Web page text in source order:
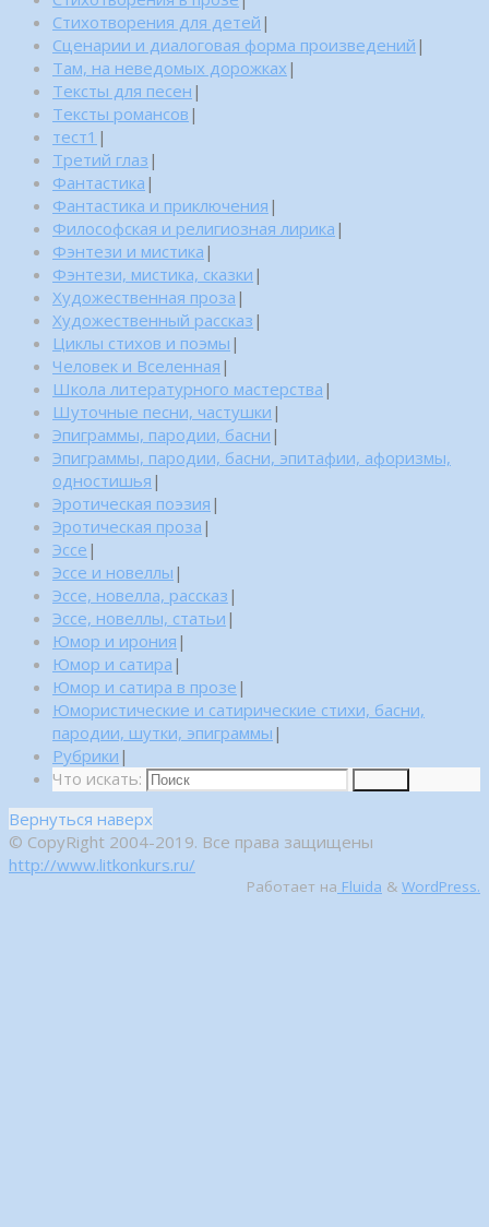
Стихотворения для детей |
Сценарии и диалоговая форма произведений |
Там, на неведомых дорожках |
Тексты для песен |
Тексты романсов |
тест1 |
Третий глаз |
Фантастика |
Фантастика и приключения |
Философская и религиозная лирика |
Фэнтези и мистика |
Фэнтези, мистика, сказки |
Художественная проза |
Художественный рассказ |
Циклы стихов и поэмы |
Человек и Вселенная |
Школа литературного мастерства |
Шуточные песни, частушки |
Эпиграммы, пародии, басни |
Эпиграммы, пародии, басни, эпитафии, афоризмы,
одностишья |
Эротическая поэзия |
Эротическая проза |
Эссе |
Эссе и новеллы |
Эссе, новелла, рассказ |
Эссе, новеллы, статьи |
Юмор и ирония |
Юмор и сатира |
Юмор и сатира в прозе |
Юмористические и сатирические стихи, басни,
пародии, шутки, эпиграммы |
Рубрики |
Что искать:
Вернуться наверх
© CopyRight 2004-2019. Все права защищены
http://www.litkonkurs.ru/
Работает на Fluida & WordPress.